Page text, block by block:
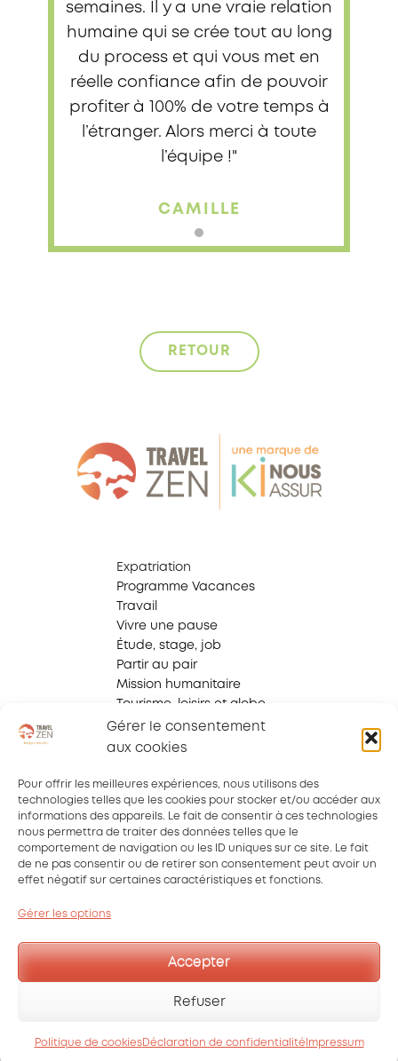
Gérer le consentement
aux cookies
Pour offrir les meilleures expériences, nous utilisons des
technologies telles que les cookies pour stocker et/ou accéder aux
informations des appareils. Le fait de consentir à ces technologies
nous permettra de traiter des données telles que le
comportement de navigation ou les ID uniques sur ce site. Le fait
de ne pas consentir ou de retirer son consentement peut avoir un
effet négatif sur certaines caractéristiques et fonctions.
Gérer les options
Accepter
Refuser
Politique de cookiesDéclaration de confidentialité Impressum
semaines. Il y a une vraie relation
humaine qui se crée tout au long
du process et qui vous met en
réelle confiance afin de pouvoir
profiter à 100% de votre temps à
l’étranger. Alors merci à toute
l’équipe !"
CAMILLE
RETOUR
Expatriation
Programme Vacances
Travail
Vivre une pause
Étude, stage, job
Partir au pair
Mission humanitaire
Tourisme, loisirs et globe
trotter
Voyage d'affaires
Qui sommes-nous ?
Que faire en cas de
sinistre ?
Mentions légales
Politique de confidentialité